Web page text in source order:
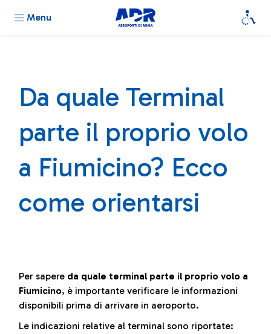
Menu
Da quale Terminal
parte il proprio volo
a Fiumicino? Ecco
come orientarsi
Per sapere da quale terminal parte il proprio volo a
Fiumicino, è importante verificare le informazioni
disponibili prima di arrivare in aeroporto.
Le indicazioni relative al terminal sono riportate: